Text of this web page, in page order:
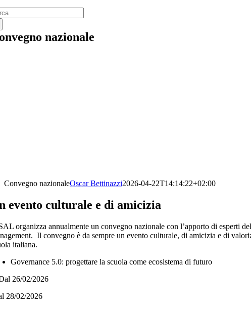
nazionale
Convegno nazionaleOscar Bettinazzi2026-04-22T14:14:22+02:00
evento culturale e di amicizia
organizza annualmente un convegno nazionale con l’apporto di esperti
Il convegno è da sempre un evento culturale, di amicizia e di
italiana.
Governance 5.0: progettare la scuola come ecosistema di futuro
26/02/2026
28/02/2026